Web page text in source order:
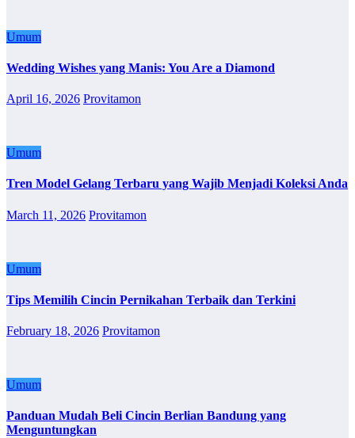
Umum
Wedding Wishes yang Manis: You Are a Diamond
April 16, 2026 Provitamon
Umum
Tren Model Gelang Terbaru yang Wajib Menjadi Koleksi Anda
March 11, 2026 Provitamon
Umum
Tips Memilih Cincin Pernikahan Terbaik dan Terkini
February 18, 2026 Provitamon
Umum
Panduan Mudah Beli Cincin Berlian Bandung yang
Menguntungkan